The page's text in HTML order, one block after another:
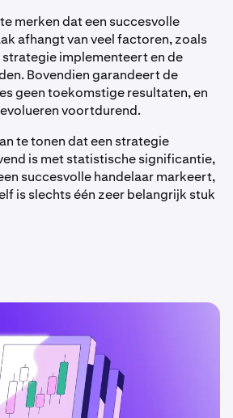
merken dat een succesvolle
afhangt van veel factoren, zoals
implementeert en de
Bovendien garandeert de
geen toekomstige resultaten, en
voortdurend.
te tonen dat een strategie
is met statistische significantie,
succesvolle handelaar markeert,
is slechts één zeer belangrijk stuk